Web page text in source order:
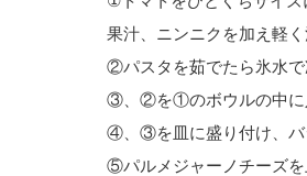
果汁、ニンニクを加え軽
②パスタを茹でたら氷水で
③、②を①のボウルの中に
④、③を皿に盛り付け、バ
⑤パルメジャーノチーズを